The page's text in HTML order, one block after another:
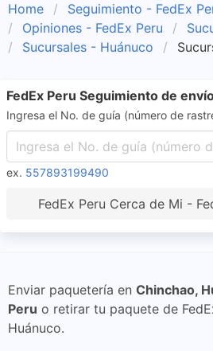
Home
Seguimiento - FedEx
Opiniones - FedEx Peru
Sucursales - Huánuco
FedEx Peru Seguimiento de
Ingresa el No. de guía (número de
ex. 557893199490
FedEx Peru Cerca de Mi -
Enviar paquetería en Chinchao,
Peru o retirar tu paquete de
Huánuco.